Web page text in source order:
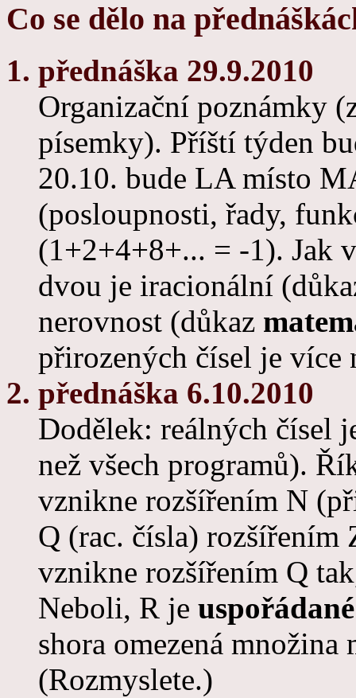
Co se dělo na
1. přednáška 29.9.2010
Organizační poznámky
písemky). Příští týden
20.10. bude LA místo
(posloupnosti, řady,
(1+2+4+8+... = -1). Jak
dvou je iracionální
nerovnost (důkaz
přirozených čísel je více
2. přednáška 6.10.2010
Dodělek: reálných čísel
než všech programů).
vznikne rozšířením N
Q (rac. čísla) rozšířením
vznikne rozšířením Q
Neboli, R je
shora omezená množina
(Rozmyslete.)